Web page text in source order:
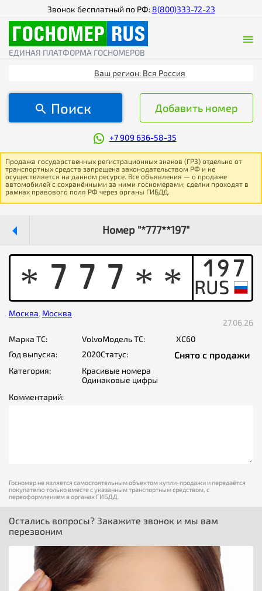
Звонок бесплатный по РФ: 8(800)333-72-23
ЕДИНАЯ ПЛАТФОРМА ГОСНОМЕРОВ
Ваш регион: Вся Россия
Поиск Добавить номер
+7 909 636-58-35
Продажа государственных регистрационных знаков (ГРЗ) отдельно от
транспортных средств запрещена законодательством РФ и не
осуществляется на данном ресурсе. Все объявления — о продаже
автомобилей с сохранёнными за ними госномерами; сделки проходят в
рамках правового поля РФ через органы ГИБДД.
Номер "*777**197"
* 7 7 7 * *
197
Москва, Москва
27.06.26
Марка ТС:
VolvoМодель ТС:
XC60
Год выпуска:
2020Статус: Снято с продажи
Категория:
Красивые номера
Одинаковые цифры
Комментарий:
Госномер не является самостоятельным объектом купли-продажи и передаётся
покупателю только вместе с указанным транспортным средством, с
переоформлением в органах ГИБДД.
Остались вопросы? Закажите звонок и мы вам
перезвоним